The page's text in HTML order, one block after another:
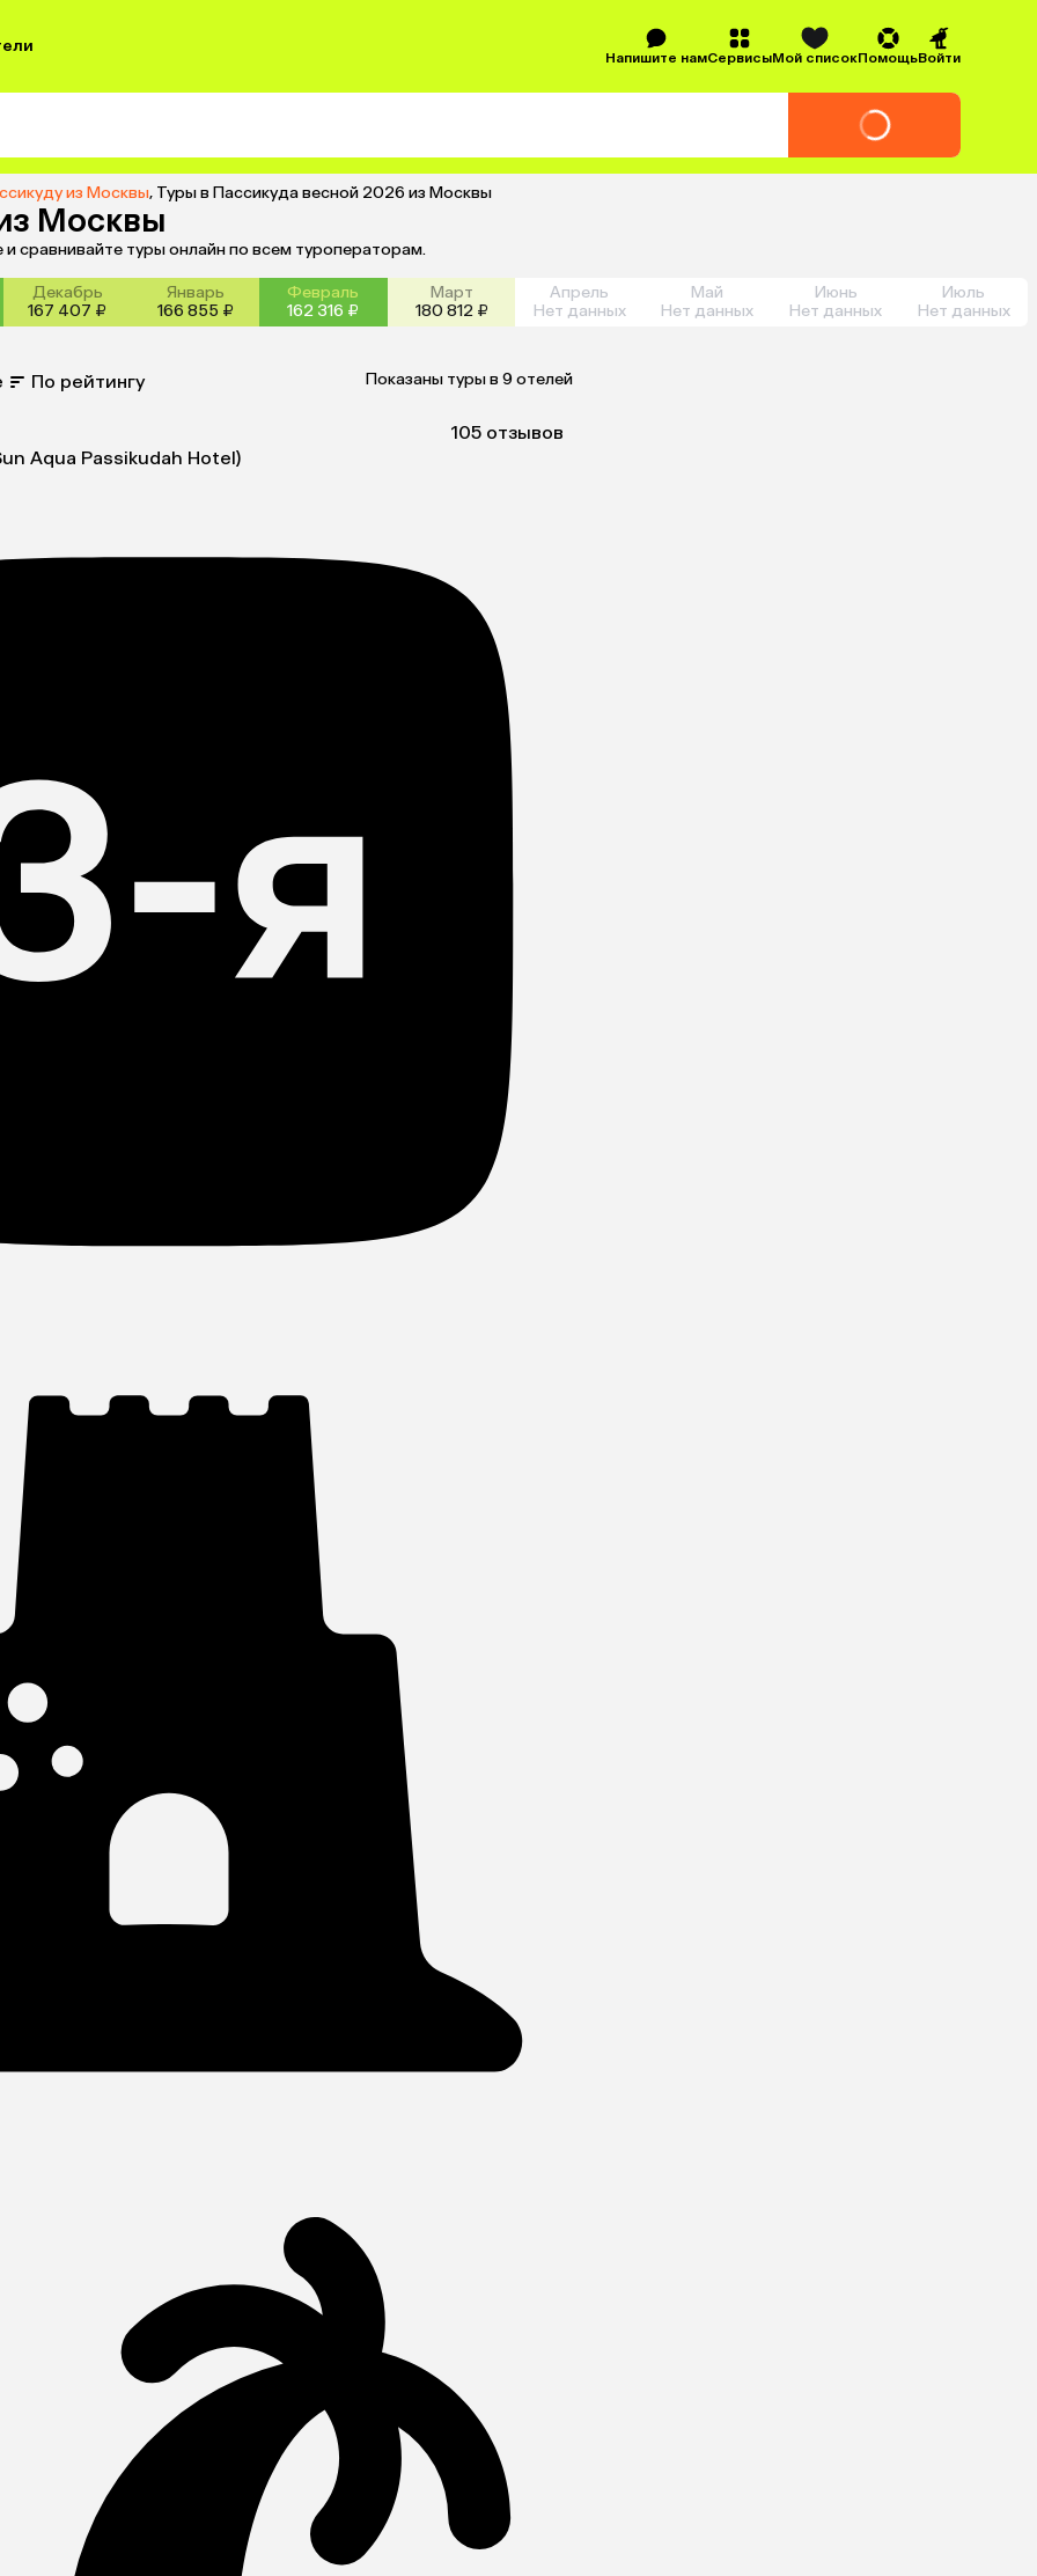
Напишите намСервисыМой списокПомощьВойти
из Москвы, Туры в Пассикуда весной 2026 из Москвы
Москвы
сравнивайте туры онлайн по всем туроператорам.
Декабрь
167 407 ₽
Январь
166 855 ₽
Февраль
162 316 ₽
Март
180 812 ₽
Апрель
Нет данных
Май
Нет данных
Июнь
Нет данных
Июль
Нет данных
По рейтингу Показаны туры в 9 отелей
105 отзывов
Aqua Passikudah Hotel)